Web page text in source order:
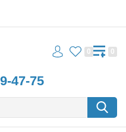
47-75
0 0